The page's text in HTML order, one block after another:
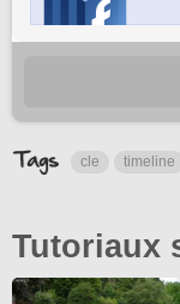
cle timeline
Tutoriaux